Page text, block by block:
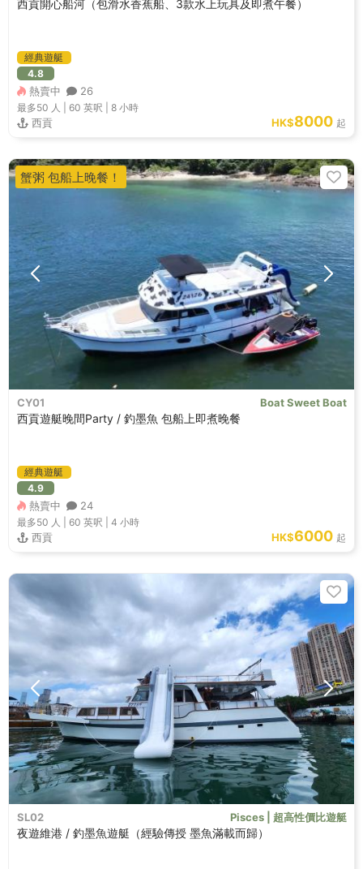
西貢開心船河（包滑水香蕉船、3款水上玩具及即煮午餐）
經典遊艇
4.8
熱賣中 26
最多50 人 | 60 英呎 8 小時
西貢 HK$8000 起
CY01 Boat Sweet Boat
西貢遊艇晚間Party / 釣墨魚 包船上即煮晚餐
經典遊艇
4.9
熱賣中 24
最多50 人 | 60 英呎 4 小時
西貢 HK$6000 起
蟹粥 包船上晚餐！
SL02 Pisces | 超高性價比遊艇
夜遊維港 / 釣墨魚遊艇（經驗傳授 墨魚滿載而歸）